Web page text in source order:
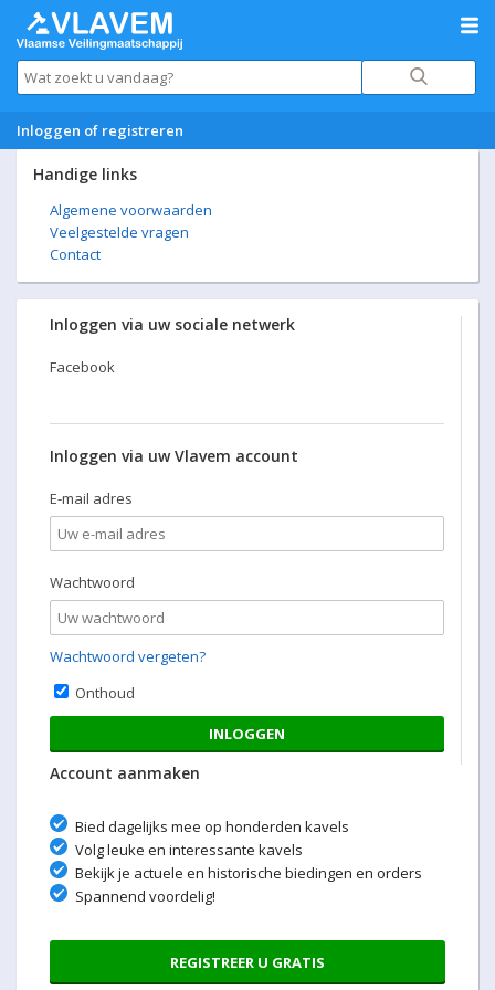
Inloggen of registreren
Handige links
Algemene voorwaarden
Veelgestelde vragen
Contact
Inloggen via uw sociale netwerk
Facebook
Inloggen via uw Vlavem account
E-mail adres
Wachtwoord
Wachtwoord vergeten?
Onthoud
INLOGGEN
Account aanmaken
Bied dagelijks mee op honderden kavels
Volg leuke en interessante kavels
Bekijk je actuele en historische biedingen en orders
Spannend voordelig!
REGISTREER U GRATIS